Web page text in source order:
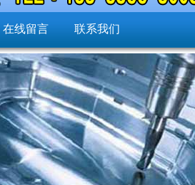
在线留言 联系我们